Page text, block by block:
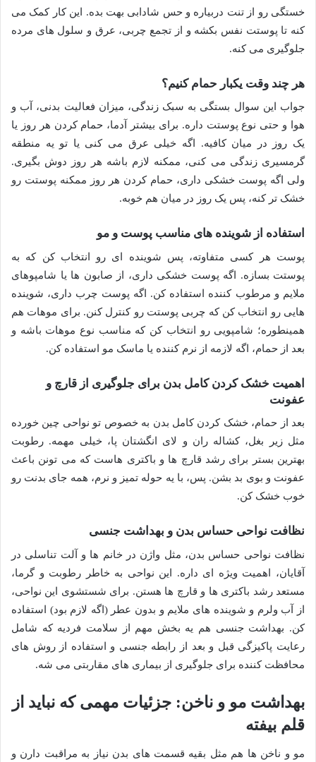
خستگی رو از تنت دربیاره و حس شادابی بهت بده. این کار کمک می
کنه تا پوستت نفس بکشه و از تجمع چربی، عرق و سلول های مرده
جلوگیری می کنه.
هر چند وقت یکبار حمام کنیم؟
جواب این سوال بستگی به سبک زندگی، میزان فعالیت بدنی، آب و
هوا و حتی نوع پوستت داره. برای بیشتر آدما، حمام کردن هر روز یا
یک روز در میان کافیه. اگه خیلی عرق می کنی یا تو یه منطقه
گرمسیری زندگی می کنی، ممکنه لازم باشه هر روز دوش بگیری.
ولی اگه پوست خشکی داری، حمام کردن هر روز ممکنه پوستت رو
خشک تر کنه، پس یک روز در میان هم خوبه.
استفاده از شوینده های مناسب پوست و مو
پوست هر کسی متفاوته، پس شوینده ای رو انتخاب کن که به
پوستت بسازه. اگه پوست خشکی داری، از صابون ها یا شامپوهای
ملایم و مرطوب کننده استفاده کن. اگه پوست چرب داری، شوینده
هایی رو انتخاب کن که چربی پوستت رو کنترل کنن. برای موهات هم
همینطوره؛ شامپویی رو انتخاب کن که مناسب نوع موهات باشه و
بعد از حمام، اگه لازمه از نرم کننده یا ماسک مو استفاده کن.
اهمیت خشک کردن کامل بدن برای جلوگیری از قارچ و
عفونت
بعد از حمام، خشک کردن کامل بدن به خصوص تو نواحی چین خورده
مثل زیر بغل، کشاله ران و لای انگشتان پا، خیلی مهمه. رطوبت
بهترین بستر برای رشد قارچ ها و باکتری هاست که می تونن باعث
عفونت و بوی بد بشن. پس، با یه حوله تمیز و نرم، همه جای بدنت رو
خوب خشک کن.
نظافت نواحی حساس بدن و بهداشت جنسی
نظافت نواحی حساس بدن، مثل واژن در خانم ها و آلت تناسلی در
آقایان، اهمیت ویژه ای داره. این نواحی به خاطر رطوبت و گرما،
مستعد رشد باکتری ها و قارچ ها هستن. برای شستشوی این نواحی،
از آب ولرم و شوینده های ملایم و بدون عطر (اگه لازم بود) استفاده
کن. بهداشت جنسی هم یه بخش مهم از سلامت فردیه که شامل
رعایت پاکیزگی قبل و بعد از رابطه جنسی و استفاده از روش های
محافظت کننده برای جلوگیری از بیماری های مقاربتی می شه.
بهداشت مو و ناخن: جزئیات مهمی که نباید از
قلم بیفته
مو و ناخن ها هم مثل بقیه قسمت های بدن نیاز به مراقبت دارن و